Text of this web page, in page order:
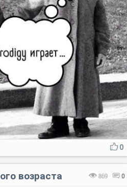
0
869 0
возраста